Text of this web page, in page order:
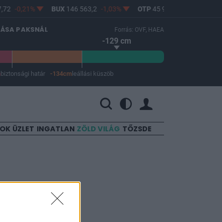
-0,21% BUX146 563,2 -1,03% OTP 45 900
PAKSNÁL Forrás: OVF, HAEA
-129 cm
biztonsági határ -134cm leállási küszöb
ÜZLET INGATLAN ZÖLD VILÁG TŐZSDE